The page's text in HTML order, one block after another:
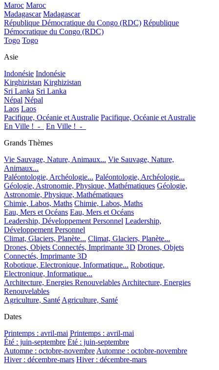
Maroc Maroc
Madagascar Madagascar
République Démocratique du Congo (RDC) République
Démocratique du Congo (RDC)
Togo Togo
Asie
Indonésie Indonésie
Kirghizistan Kirghizistan
Sri Lanka Sri Lanka
Népal Népal
Laos Laos
Pacifique, Océanie et Australie Pacifique, Océanie et Australie
En Ville !_-_
En Ville !_-_
Grands Thèmes
Vie Sauvage, Nature, Animaux... Vie Sauvage, Nature,
Animaux...
Paléontologie, Archéologie... Paléontologie, Archéologie...
Géologie, Astronomie, Physique, Mathématiques Géologie,
Astronomie, Physique, Mathématiques
Chimie, Labos, Maths Chimie, Labos, Maths
Eau, Mers et Océans Eau, Mers et Océans
Leadership, Développement Personnel Leadership,
Développement Personnel
Climat, Glaciers, Planète... Climat, Glaciers, Planète...
Drones, Objets Connectés, Imprimante 3D Drones, Objets
Connectés, Imprimante 3D
Robotique, Electronique, Informatique... Robotique,
Electronique, Informatique...
Architecture, Energies Renouvelables Architecture, Energies
Renouvelables
Agriculture, Santé Agriculture, Santé
Dates
Printemps : avril-mai Printemps : avril-mai
Été : juin-septembre Été : juin-septembre
Automne : octobre-novembre Automne : octobre-novembre
Hiver : décembre-mars Hiver : décembre-mars